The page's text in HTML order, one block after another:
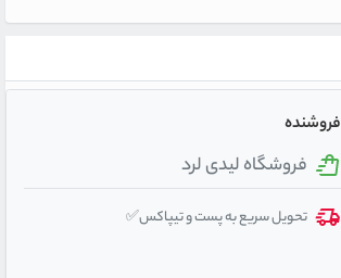
فروشنده
فروشگاه لیدی لرد
تحویل سریع به پست و تیپاکس✅